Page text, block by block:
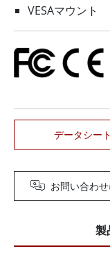
VESAマウント
データシート
お問い合わ
製